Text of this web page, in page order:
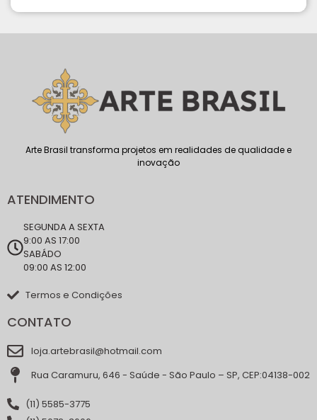
Arte Brasil transforma projetos em realidades de qualidade e
inovação
ATENDIMENTO
SEGUNDA A SEXTA
9:00 AS 17:00
SABÁDO
09:00 AS 12:00
Termos e Condições
CONTATO
loja.artebrasil@hotmail.com
Rua Caramuru, 646 - Saúde - São Paulo – SP, CEP:04138-002
(11) 5585-3775